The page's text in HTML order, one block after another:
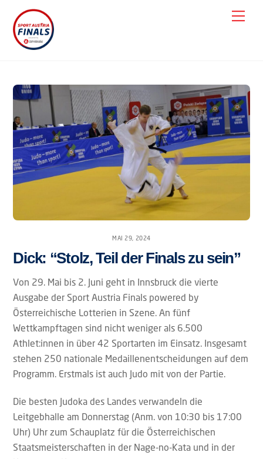
content
MAI 29, 2024
Dick: “Stolz, Teil der Finals zu sein”
Von 29. Mai bis 2. Juni geht in Innsbruck die vierte
Ausgabe der Sport Austria Finals powered by
Österreichische Lotterien in Szene. An fünf
Wettkampftagen sind nicht weniger als 6.500
Athlet:innen in über 42 Sportarten im Einsatz. Insgesamt
stehen 250 nationale Medaillenentscheidungen auf dem
Programm. Erstmals ist auch Judo mit von der Partie.
Die besten Judoka des Landes verwandeln die
Leitgebhalle am Donnerstag (Anm. von 10:30 bis 17:00
Uhr) Uhr zum Schauplatz für die Österreichischen
Staatsmeisterschaften in der Nage-no-Kata und in der